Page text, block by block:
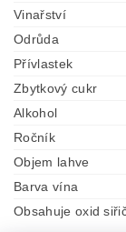
Vinařství
Odrůda
Přívlastek
Zbytkový cukr
Alkohol
Ročník
Objem lahve
Barva vína
Obsahuje oxid